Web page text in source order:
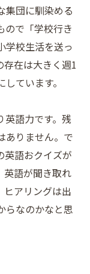
集団に馴染める
ので「学校行き
学校生活を送っ
存在は大きく週1
ています。
英語力です。残
ありません。で
英語おクイズが
英語が聞き取れ
ヒアリングは出
らなのかなと思